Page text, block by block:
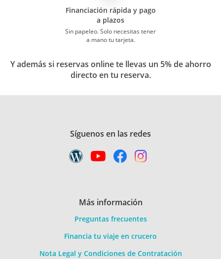
Financiación rápida y pago
a plazos
Sin papeleo. Solo necesitas tener
a mano tu tarjeta.
Y además si reservas online te llevas un 5% de ahorro
directo en tu reserva.
Síguenos en las redes
Más información
Preguntas frecuentes
Financia tu viaje en crucero
Nota Legal y Condiciones de Contratación